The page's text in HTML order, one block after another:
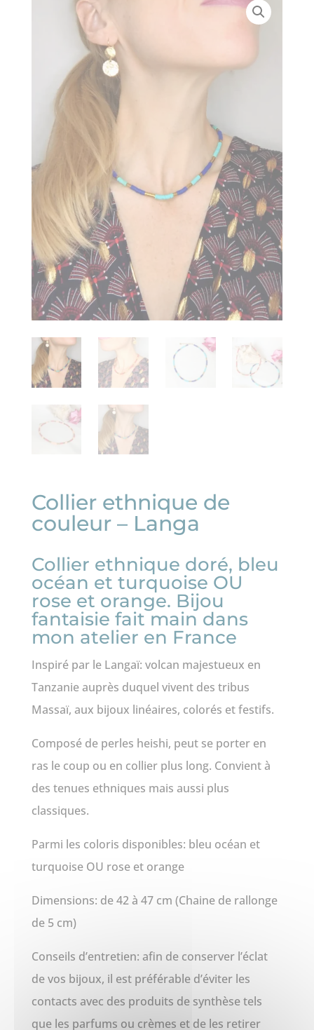
Collier ethnique de
couleur – Langa
Collier ethnique doré, bleu
océan et turquoise OU
rose et orange. Bijou
fantaisie fait main dans
mon atelier en France
Inspiré par le Langaï: volcan majestueux en
Tanzanie auprès duquel vivent des tribus
Massaï, aux bijoux linéaires, colorés et festifs.
Composé de perles heishi, peut se porter en
ras le coup ou en collier plus long. Convient à
des tenues ethniques mais aussi plus
classiques.
Parmi les coloris disponibles: bleu océan et
turquoise OU rose et orange
Dimensions: de 42 à 47 cm (Chaine de rallonge
de 5 cm)
Conseils d’entretien: afin de conserver l’éclat
de vos bijoux, il est préférable d’éviter les
contacts avec des produits de synthèse tels
que les parfums ou crèmes et de les retirer